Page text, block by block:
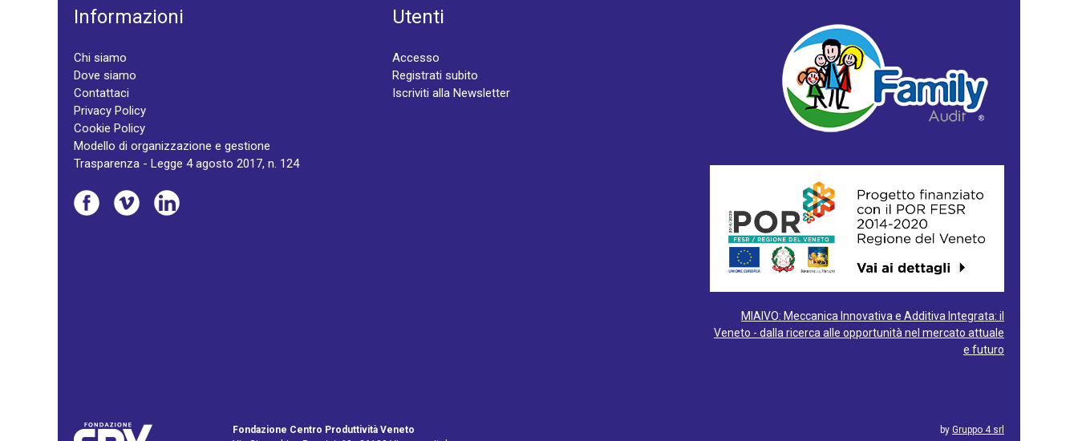
Informazioni
Chi siamo
Dove siamo
Contattaci
Privacy Policy
Cookie Policy
Modello di organizzazione e gestione
Trasparenza - Legge 4 agosto 2017, n. 124
Utenti
Accesso
Registrati subito
Iscriviti alla Newsletter
MIAIVO: Meccanica Innovativa e Additiva Integrata: il
Veneto - dalla ricerca alle opportunità nel mercato attuale
e futuro
Fondazione Centro Produttività Veneto
by Gruppo 4 srl